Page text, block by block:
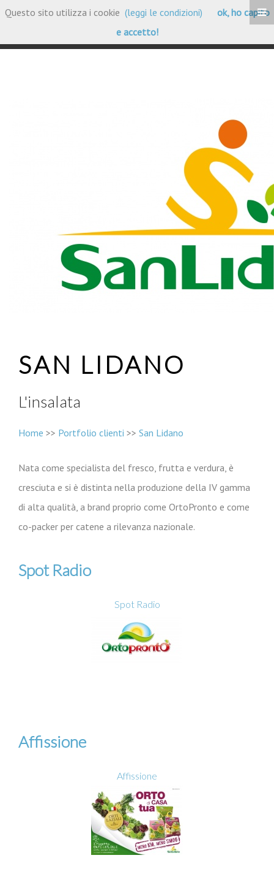
Portfolio Clienti
SAN LIDANO
L'insalata
Home >> Portfolio clienti >> San Lidano
Nata come specialista del fresco, frutta e verdura, è
cresciuta e si è distinta nella produzione della IV gamma
di alta qualità, a brand proprio come OrtoPronto e come
co-packer per catene a rilevanza nazionale.
Spot Radio
Spot Radio
Affissione
Affissione
Questo sito utilizza i cookie (leggi le condizioni)
ok, ho capito
e accetto!